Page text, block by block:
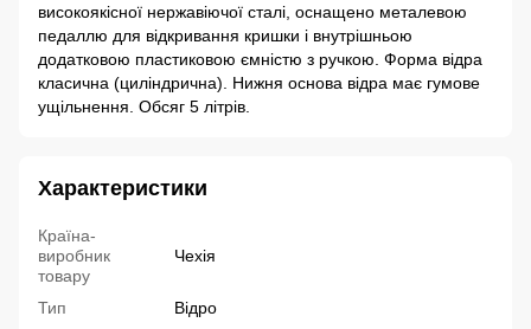
високоякісної нержавіючої сталі, оснащено металевою
педаллю для відкривання кришки і внутрішньою
додатковою пластиковою ємністю з ручкою. Форма відра
класична (циліндрична). Нижня основа відра має гумове
ущільнення. Обсяг 5 літрів.
Характеристики
Країна-
виробник
товару
Чехія
Тип
Відро